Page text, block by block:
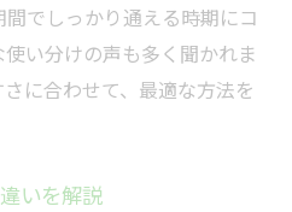
でしっかり通える時期にコ
い分けの声も多く聞かれま
に合わせて、最適な方法を
いを解説